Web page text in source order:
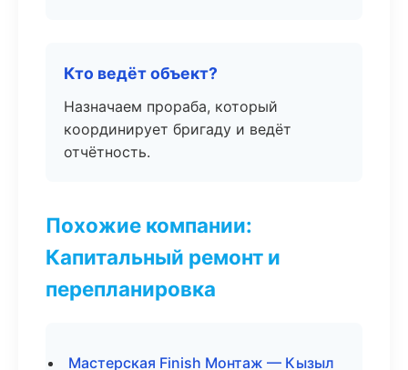
Кто ведёт объект?
Назначаем прораба, который
координирует бригаду и ведёт
отчётность.
Похожие компании:
Капитальный ремонт и
перепланировка
Мастерская Finish Монтаж — Кызыл